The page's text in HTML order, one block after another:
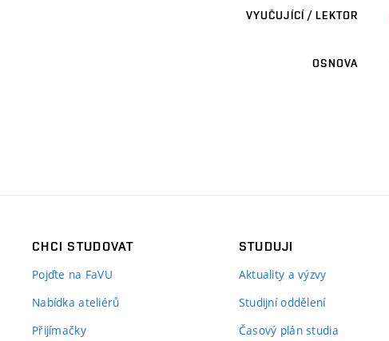
VYUČUJÍCÍ / LEKTOR
OSNOVA
CHCI STUDOVAT
Pojďte na FaVU
Nabídka ateliérů
Přijímačky
STUDUJI
Aktuality a výzvy
Studijní oddělení
Časový plán studia